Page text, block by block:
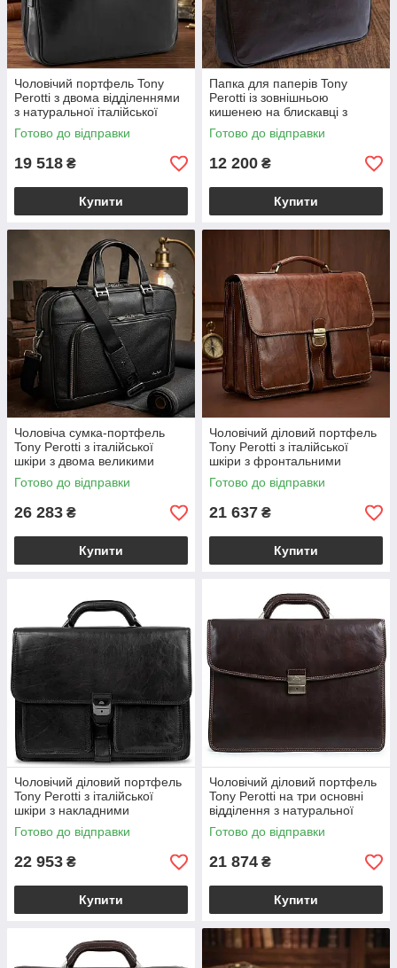
Чоловічий портфель Tony
Perotti з двома відділеннями
з натуральної італійської
шкіри Italico 7044-40 nero
(BS90641)
Готово до відправки
19 518 ₴
Купити
Папка для паперів Tony
Perotti із зовнішньою
кишенею на блискавці з
італійської шкіри
Коричнева Italico 8090 moro
Готово до відправки
12 200 ₴
Купити
Чоловіча сумка-портфель
Tony Perotti з італійської
шкіри з двома великими
відділеннями Чорна Contatta
8976 nero (BS90554)
Готово до відправки
26 283 ₴
Купити
Чоловічий діловий портфель
Tony Perotti з італійської
шкіри з фронтальними
кишенями Коньячний Italico
8013/42 (BS90388)
Готово до відправки
21 637 ₴
Купити
Чоловічий діловий портфель
Tony Perotti з італійської
шкіри з накладними
фронтальними кишенями
Чорний Italico 8013/42
Готово до відправки
22 953 ₴
Купити
Чоловічий діловий портфель
Tony Perotti на три основні
відділення з натуральної
італійської шкіри Коричневий
809/42 moro (BS90378)
Готово до відправки
21 874 ₴
Купити